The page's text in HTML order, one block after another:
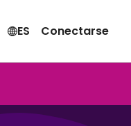
ES Conectarse